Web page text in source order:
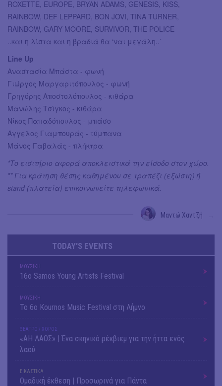
ROXETTE, EUROPE, BRYAN ADAMS, GENESIS, KISS,
RAINBOW, DEF LEPPARD, BΟN JOVI, TINA TURNER,
RAINBOW, GARY MOORE, SURVIVOR, THE POLICE
..και η λίστα και η βραδιά θα ‘ναι μεγάλη..΄
Line Up
Αναστασία Μπάστα - φωνή
Γιώργος Μαργαριτόπουλος - φωνή
Γρηγόρης Αποστολόπουλος - κιθάρα
Μανώλης Τσίγκος - κιθάρα
Νίκος Παπαδόπουλος - μπάσο
Άγγελος Γιαμπουράς - τύμπανα
Μάνος Γαβαλάς - πλήκτρα
*Το εισιτήριο αφορά αποκλειστικά την είσοδο στον χώρο.
** Για κράτηση θέσης καθημένου σε τραπέζι (εξώστη) ή
stand (πλατεία) επικοινωνείτε τηλεφωνικά.
Μαντώ Χαντζή
TODAY'S EVENTS
ΜΟΥΣΙΚΗ
16o Samos Young Artists Festival
ΜΟΥΣΙΚΗ
Το 6ο Kournos Music Festival στη Λήμνο
ΘΕΑΤΡΟ / ΧΟΡΟΣ
«ΑΗ ΛΑΟΣ» | Ένα σκηνικό ρέκβιεμ για την ήττα ενός
λαού
ΕΙΚΑΣΤΙΚΑ
Ομαδική έκθεση | Προσωρινά για Πάντα